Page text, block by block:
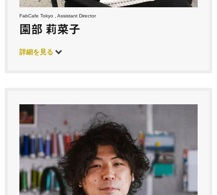
FabCafe Tokyo , Assistant Director
園部 莉菜子
詳細を見る